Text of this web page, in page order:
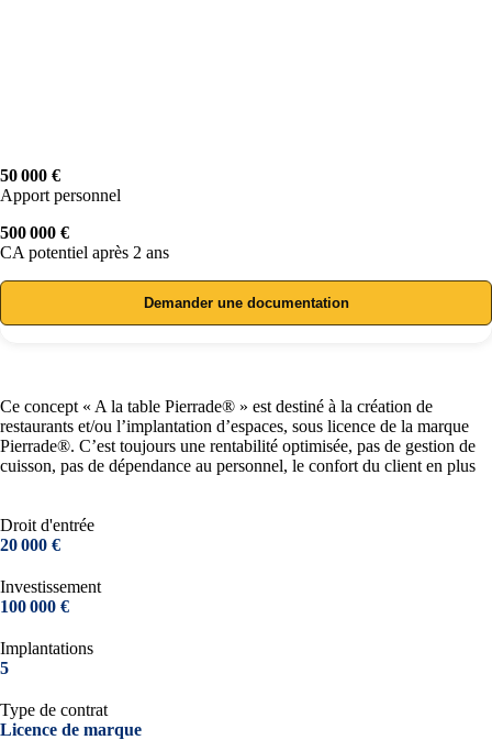
50 000 €
Apport personnel
500 000 €
CA potentiel après 2 ans
Demander une documentation
Ce concept « A la table Pierrade® » est destiné à la création de
restaurants et/ou l’implantation d’espaces, sous licence de la marque
Pierrade®. C’est toujours une rentabilité optimisée, pas de gestion de
cuisson, pas de dépendance au personnel, le confort du client en plus
Droit d'entrée
20 000 €
Investissement
100 000 €
Implantations
5
Type de contrat
Licence de marque